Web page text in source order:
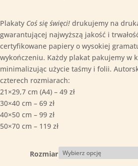
Plakaty Coś się święci! drukujemy na
gwarantującej najwyższą jakość i
certyfikowane papiery o wysokiej
wykończeniu. Każdy plakat pakujemy w
minimalizując użycie taśmy i folii.
czterech rozmiarach:
21×29,7 cm (A4) – 49 zł
30×40 cm – 69 zł
40×50 cm – 99 zł
50×70 cm – 119 zł
Rozmiar